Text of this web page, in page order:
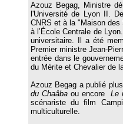
Azouz Begag, Ministre
l'Université de Lyon II.
CNRS et à la "Maison
à l’École Centrale de Lyon.
universitaire. Il a été
Premier ministre Jean-
entrée dans le
du Mérite et Chevalier de
Azouz Begag a publié
du Chaâbaou encore Le
scénariste du film
multiculturelle.